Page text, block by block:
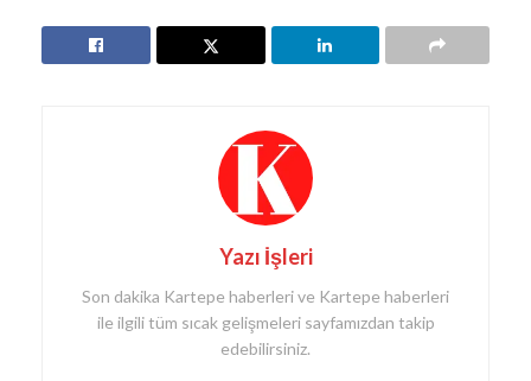
Yazı İşleri
Son dakika Kartepe haberleri ve Kartepe haberleri
ile ilgili tüm sıcak gelişmeleri sayfamızdan takip
edebilirsiniz.